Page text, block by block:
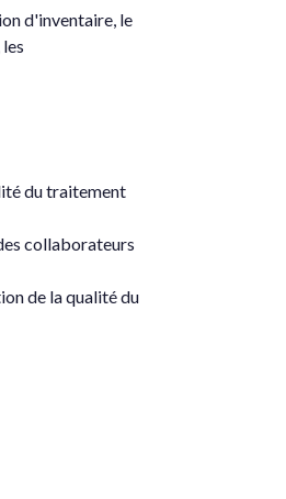
d'inventaire, le
du traitement
collaborateurs
de la qualité du